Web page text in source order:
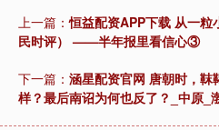
上一篇：恒益配资APP下载 从一粒
民时评） ——半年报里看信心③
下一篇： 涵星配资官网 唐朝时，靺
样？最后南诏为何也反了？_中原_